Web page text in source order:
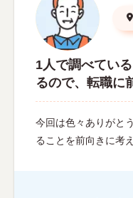
1人で調べてい
るので、転職に
今回は色々ありがと
ることを前向きに考